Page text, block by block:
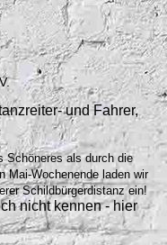
und Fahrer,
Schöneres als durch die
Mai-Wochenende laden wir
Schildbürgerdistanz ein!
nicht kennen - hier